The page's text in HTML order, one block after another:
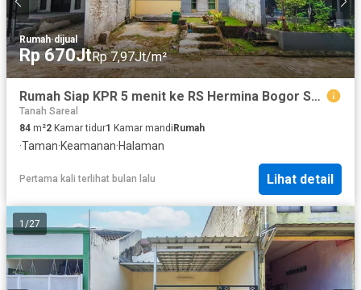
Rumah·dijual
Rp 670JtRp 7,97Jt/m²
Rumah Siap KPR 5 menit ke RS Hermina Bogor SHM Hadap Timur J-41882
Tanah Sareal
84 m²2 Kamar tidur1 Kamar mandi Rumah
·Taman·Keamanan·Halaman
Pertama kali terlihat bulan lalu Lihat detail
1 /27